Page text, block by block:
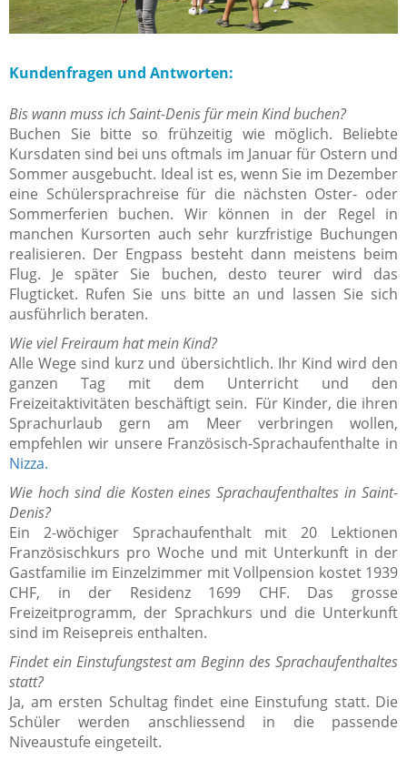
Kundenfragen und Antworten:
Bis wann muss ich Saint-Denis für mein Kind buchen?
Buchen Sie bitte so frühzeitig wie möglich. Beliebte
Kursdaten sind bei uns oftmals im Januar für Ostern und
Sommer ausgebucht. Ideal ist es, wenn Sie im Dezember
eine Schülersprachreise für die nächsten Oster- oder
Sommerferien buchen. Wir können in der Regel in
manchen Kursorten auch sehr kurzfristige Buchungen
realisieren. Der Engpass besteht dann meistens beim
Flug. Je später Sie buchen, desto teurer wird das
Flugticket. Rufen Sie uns bitte an und lassen Sie sich
ausführlich beraten.
Wie viel Freiraum hat mein Kind?
Alle Wege sind kurz und übersichtlich. Ihr Kind wird den
ganzen Tag mit dem Unterricht und den
Freizeitaktivitäten beschäftigt sein. Für Kinder, die ihren
Sprachurlaub gern am Meer verbringen wollen,
empfehlen wir unsere Französisch-Sprachaufenthalte in
Nizza.
Wie hoch sind die Kosten eines Sprachaufenthaltes in Saint-
Denis?
Ein 2-wöchiger Sprachaufenthalt mit 20 Lektionen
Französischkurs pro Woche und mit Unterkunft in der
Gastfamilie im Einzelzimmer mit Vollpension kostet 1939
CHF, in der Residenz 1699 CHF. Das grosse
Freizeitprogramm, der Sprachkurs und die Unterkunft
sind im Reisepreis enthalten.
Findet ein Einstufungstest am Beginn des Sprachaufenthaltes
statt?
Ja, am ersten Schultag findet eine Einstufung statt. Die
Schüler werden anschliessend in die passende
Niveaustufe eingeteilt.